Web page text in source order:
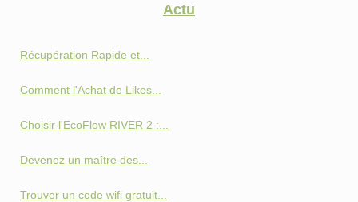
Actu
Récupération Rapide et...
Comment l'Achat de Likes...
Choisir l'EcoFlow RIVER 2 :...
Devenez un maître des...
Trouver un code wifi gratuit...